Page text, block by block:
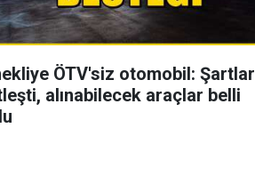
ÖTV'siz otomobil: Şartlar
alınabilecek araçlar belli